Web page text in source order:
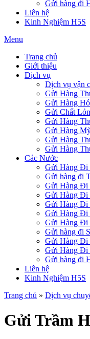
Gửi hàng đi
Liên hệ
Kinh Nghiệm H5S
Menu
Trang chủ
Giới thiệu
Dịch vụ
Dịch vụ vận
Gửi Hàng
Gửi Hàng
Gửi Chất
Gửi Hàng
Gửi Hàng
Gửi Hàng
Gửi Hàng
Các Nước
Gửi Hàng Đi
Gửi hàng đi
Gửi Hàng Đi
Gửi Hàng Đi
Gửi Hàng Đi
Gửi Hàng Đi
Gửi Hàng Đi
Gửi hàng đi
Gửi Hàng Đi
Gửi Hàng Đi
Gửi hàng đi
Liên hệ
Kinh Nghiệm H5S
Trang chủ » Dịch vụ
Gửi Trầm